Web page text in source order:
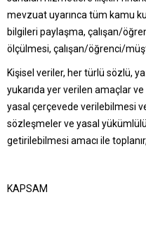
mevzuat uyarınca tüm kamu
bilgileri paylaşma, çalışan/
ölçülmesi, çalışan/öğrenci/
Kişisel veriler, her türlü sözlü,
yukarıda yer verilen amaçlar
yasal çerçevede verilebilmesi
sözleşmeler ve yasal
getirilebilmesi amacı ile
KAPSAM